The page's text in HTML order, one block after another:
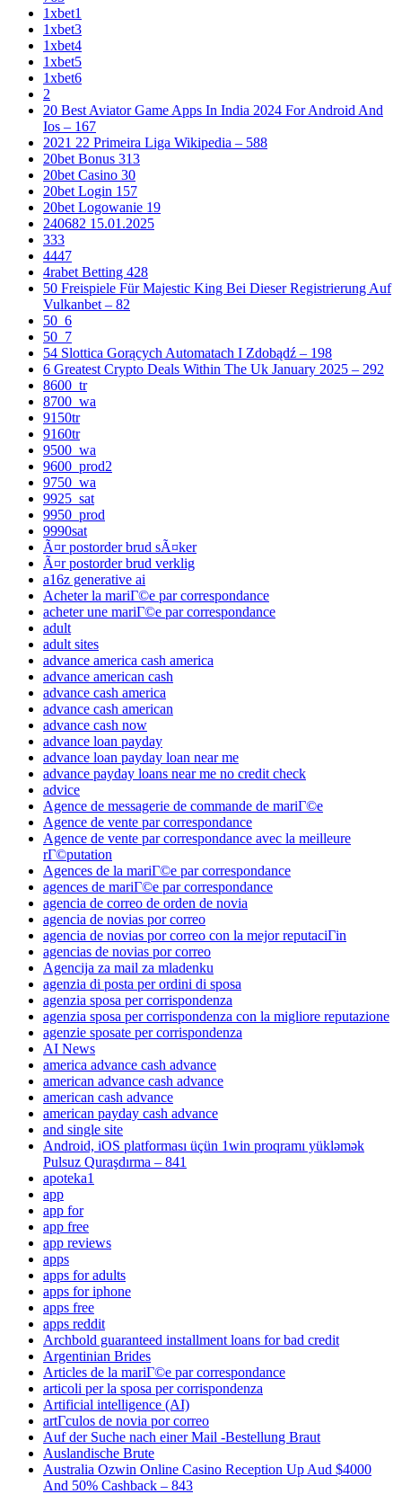
1xbet1
1xbet3
1xbet4
1xbet5
1xbet6
2
20 Best Aviator Game Apps In India 2024 For Android And
Ios – 167
2021 22 Primeira Liga Wikipedia – 588
20bet Bonus 313
20bet Casino 30
20bet Login 157
20bet Logowanie 19
240682 15.01.2025
333
4447
4rabet Betting 428
50 Freispiele Für Majestic King Bei Dieser Registrierung Auf
Vulkanbet – 82
50_6
50_7
54 Slottica Gorących Automatach I Zdobądź – 198
6 Greatest Crypto Deals Within The Uk January 2025 – 292
8600_tr
8700_wa
9150tr
9160tr
9500_wa
9600_prod2
9750_wa
9925_sat
9950_prod
9990sat
Ã¤r postorder brud sÃ¤ker
Ã¤r postorder brud verklig
a16z generative ai
Acheter la mariГ©e par correspondance
acheter une mariГ©e par correspondance
adult
adult sites
advance america cash america
advance american cash
advance cash america
advance cash american
advance cash now
advance loan payday
advance loan payday loan near me
advance payday loans near me no credit check
advice
Agence de messagerie de commande de mariГ©e
Agence de vente par correspondance
Agence de vente par correspondance avec la meilleure
rГ©putation
Agences de la mariГ©e par correspondance
agences de mariГ©e par correspondance
agencia de correo de orden de novia
agencia de novias por correo
agencia de novias por correo con la mejor reputaciГіn
agencias de novias por correo
Agencija za mail za mladenku
agenzia di posta per ordini di sposa
agenzia sposa per corrispondenza
agenzia sposa per corrispondenza con la migliore reputazione
agenzie sposate per corrispondenza
AI News
america advance cash advance
american advance cash advance
american cash advance
american payday cash advance
and single site
Android, iOS platforması üçün 1win proqramı yükləmək
Pulsuz Quraşdırma – 841
apoteka1
app
app for
app free
app reviews
apps
apps for adults
apps for iphone
apps free
apps reddit
Archbold guaranteed installment loans for bad credit
Argentinian Brides
Articles de la mariГ©e par correspondance
articoli per la sposa per corrispondenza
Artificial intelligence (AI)
artГ­culos de novia por correo
Auf der Suche nach einer Mail -Bestellung Braut
Auslandische Brute
Australia Ozwin Online Casino Reception Up Aud $4000
And 50% Cashback – 843